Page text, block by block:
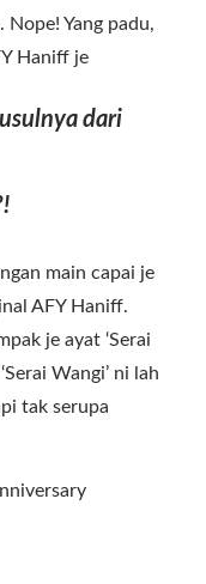
Nope! Yang padu,
Haniff je
dari
main capai je
AFY Haniff.
je ayat ‘Serai
Wangi’ ni lah
tak serupa